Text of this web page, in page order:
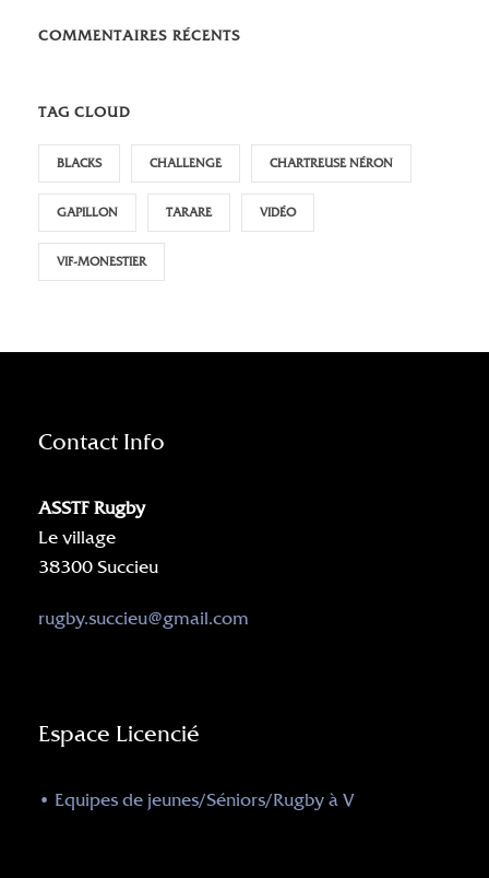
COMMENTAIRES RÉCENTS
TAG CLOUD
BLACKS CHALLENGE CHARTREUSE NÉRON
GAPILLON TARARE VIDÉO
VIF-MONESTIER
Contact Info
ASSTF Rugby
Le village
38300 Succieu
rugby.succieu@gmail.com
Espace Licencié
• Equipes de jeunes/Séniors/Rugby à V